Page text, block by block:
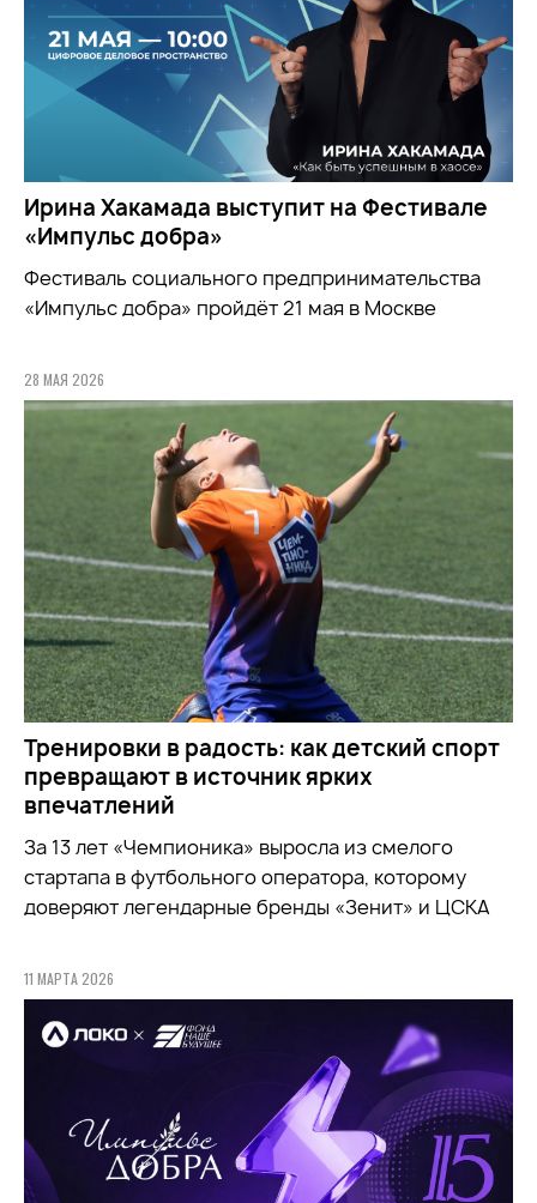
Ирина Хакамада выступит на Фестивале
«Импульс добра»
Фестиваль социального предпринимательства
«Импульс добра» пройдёт 21 мая в Москве
28 МАЯ 2026
Тренировки в радость: как детский спорт
превращают в источник ярких
впечатлений
За 13 лет «Чемпионика» выросла из смелого
стартапа в футбольного оператора, которому
доверяют легендарные бренды «Зенит» и ЦСКА
11 МАРТА 2026